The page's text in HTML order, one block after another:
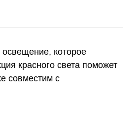
которое
красного света поможет
совместим с